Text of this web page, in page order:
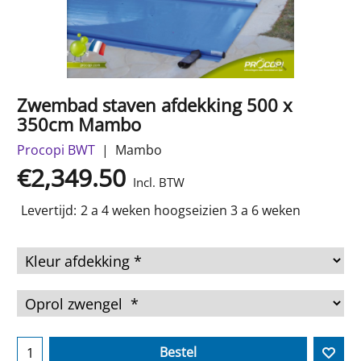
Zwembad staven afdekking 500 x
350cm Mambo
Procopi BWT Mambo
€2,349.50 Incl. BTW
Levertijd: 2 a 4 weken hoogseizien 3 a 6 weken
Bestel